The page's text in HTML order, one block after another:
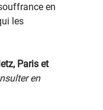
en
les
Paris et
en